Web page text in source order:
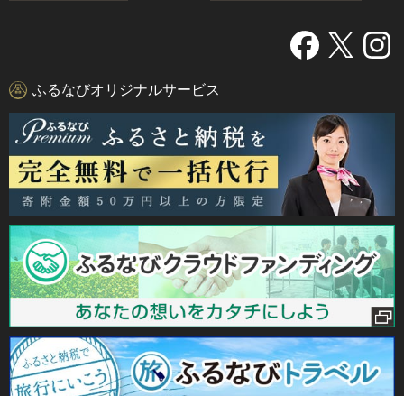
ふるなびオリジナルサービス